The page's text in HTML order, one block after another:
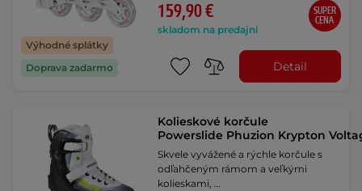
Výhodné splátky
Doprava zadarmo
159,90 €
skladom na predajni
SUPER
CENA
Detail
Kolieskové korčule
Powerslide Phuzion Krypton
Skvele vyvážené a rýchle korčule s
odľahčeným rámom a veľkými
kolieskami, …